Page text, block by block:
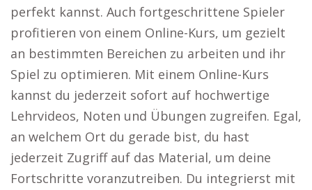
perfekt kannst. Auch fortgeschrittene Spieler
profitieren von einem Online-Kurs, um gezielt
an bestimmten Bereichen zu arbeiten und ihr
Spiel zu optimieren. Mit einem Online-Kurs
kannst du jederzeit sofort auf hochwertige
Lehrvideos, Noten und Übungen zugreifen. Egal,
an welchem Ort du gerade bist, du hast
jederzeit Zugriff auf das Material, um deine
Fortschritte voranzutreiben. Du integrierst mit